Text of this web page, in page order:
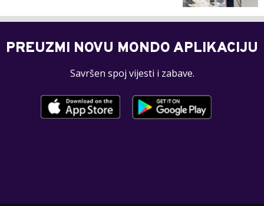
PREUZMI NOVU MONDO APLIKACIJU
Savršen spoj vijesti i zabave.